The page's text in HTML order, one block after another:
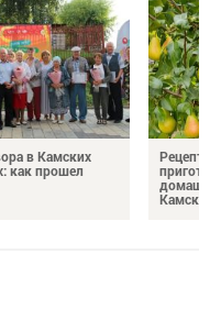
в Камских
как прошел